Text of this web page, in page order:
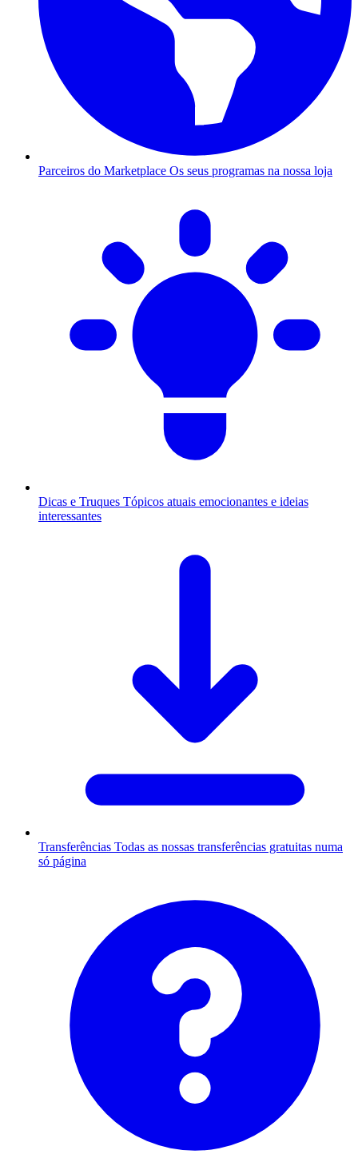
Parceiros do Marketplace Os seus programas na nossa loja
Dicas e Truques Tópicos atuais emocionantes e ideias
interessantes
Transferências Todas as nossas transferências gratuitas numa
só página